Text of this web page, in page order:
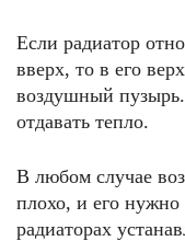
Если радиатор
вверх, то в его
воздушный пузырь.
отдавать тепло.
В любом случае
плохо, и его нужно
радиаторах